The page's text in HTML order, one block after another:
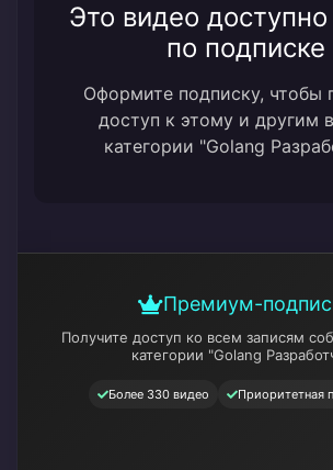
Это видео доступно
по подписке
Оформите подписку, чтобы
доступ к этому и другим
категории "Golang
Премиум-
Получите доступ ко всем записям
категории "Golang
Более 330 видео Приоритетная